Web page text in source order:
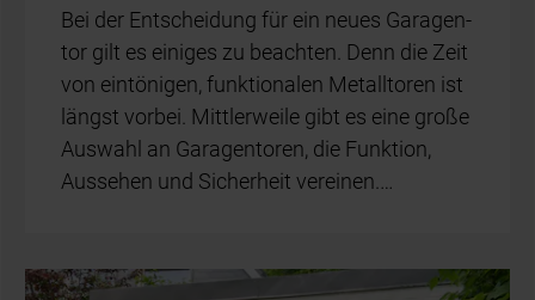
Bei der Ent­schei­dung für ein neu­es Ga­ra­gen­
tor gilt es ei­ni­ges zu be­ach­ten. Denn die Zeit
von ein­tö­ni­gen, funk­tio­na­len Me­tall­to­ren ist
längst vor­bei. Mitt­ler­wei­le gibt es eine gro­ße
Aus­wahl an Ga­ra­gen­to­ren, die Funk­ti­on,
Aus­se­hen und Si­cher­heit ver­ei­nen.…